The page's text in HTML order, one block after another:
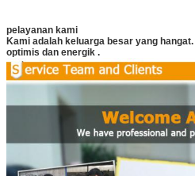
pelayanan kami
Kami adalah keluarga besar yang hangat.
optimis dan energik .